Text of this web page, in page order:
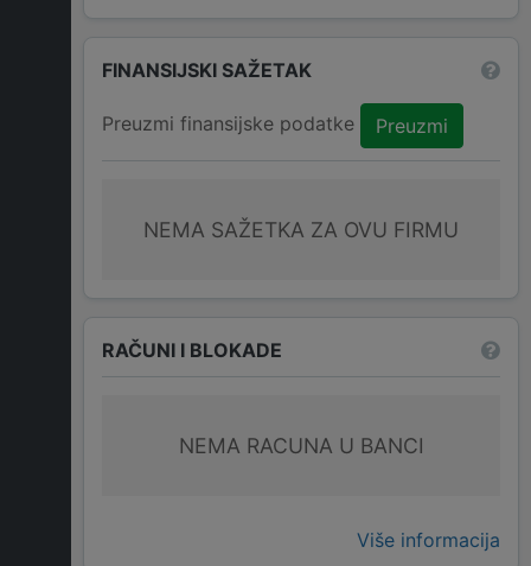
FINANSIJSKI SAŽETAK
Preuzmi finansijske podatke Preuzmi
NEMA SAŽETKA ZA OVU FIRMU
RAČUNI I BLOKADE
NEMA RACUNA U BANCI
Više informacija